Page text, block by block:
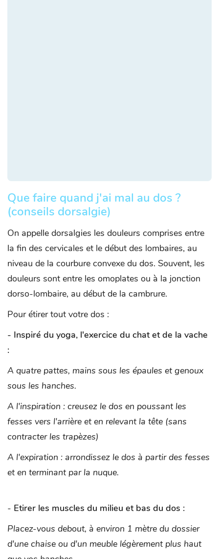
Que faire quand j'ai mal au dos ?
(conseils dorsalgie)
On appelle dorsalgies les douleurs comprises entre
la fin des cervicales et le début des lombaires, au
niveau de la courbure convexe du dos. Souvent, les
douleurs sont entre les omoplates ou à la jonction
dorso-lombaire, au début de la cambrure.
Pour étirer tout votre dos :
- Inspiré du yoga, l'exercice du chat et de la vache
:
A quatre pattes, mains sous les épaules et genoux
sous les hanches.
A l'inspiration : creusez le dos en poussant les
fesses vers l'arrière et en relevant la tête (sans
contracter les trapèzes)
A l'expiration : arrondissez le dos à partir des fesses
et en terminant par la nuque.
- Etirer les muscles du milieu et bas du dos :
Placez-vous debout, à environ 1 mètre du dossier
d'une chaise ou d'un meuble légèrement plus haut